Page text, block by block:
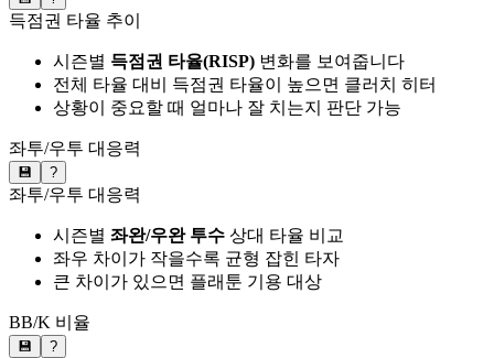
득점권 타율 추이
시즌별 득점권 타율(RISP) 변화를 보여줍니다
전체 타율 대비 득점권 타율이 높으면 클러치 히터
상황이 중요할 때 얼마나 잘 치는지 판단 가능
좌투/우투 대응력
💾 ?
좌투/우투 대응력
시즌별 좌완/우완 투수 상대 타율 비교
좌우 차이가 작을수록 균형 잡힌 타자
큰 차이가 있으면 플래툰 기용 대상
BB/K 비율
💾 ?